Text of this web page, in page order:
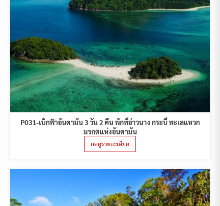
P031-เบิกฟ้าอันดามัน 3 วัน 2 คืน พักที่อ่าวนาง กระบี่ ทะเลแหวก
มรกตแห่งอันดามัน
กดดูรายละเอียด